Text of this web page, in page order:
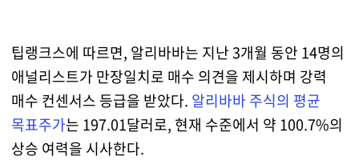
팁랭크스에 따르면, 알리바바는 지난 3개월 동안 14명의
애널리스트가 만장일치로 매수 의견을 제시하며 강력
매수 컨센서스 등급을 받았다. 알리바바 주식의 평균
목표주가는 197.01달러로, 현재 수준에서 약 100.7%의
상승 여력을 시사한다.